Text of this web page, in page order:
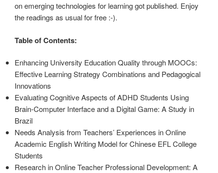
on emerging technologies for learning got published. Enjoy
the readings as usual for free :-).
Table of Contents:
Enhancing University Education Quality through MOOCs:
Effective Learning Strategy Combinations and Pedagogical
Innovations
Evaluating Cognitive Aspects of ADHD Students Using
Brain-Computer Interface and a Digital Game: A Study in
Brazil
Needs Analysis from Teachers’ Experiences in Online
Academic English Writing Model for Chinese EFL College
Students
Research in Online Teacher Professional Development: A